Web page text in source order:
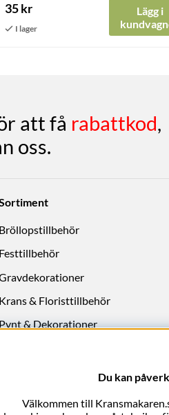
35 kr
Lägg i
att få rabattkod,
oss.
Bröllopstillbehör
Festtillbehör
Krans & Floristtillbehör
& Dekorationer
Du kan
Välkommen till